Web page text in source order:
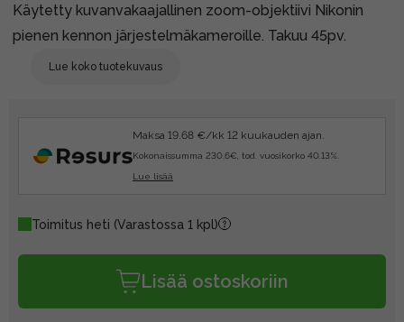
Käytetty kuvanvakaajallinen zoom-objektiivi Nikonin
pienen kennon järjestelmäkameroille. Takuu 45pv.
Lue koko tuotekuvaus
Maksa 19.68 €/kk 12 kuukauden ajan.
Kokonaissumma 230.6€, tod. vuosikorko 40.13%.
Lue lisää
Toimitus heti (Varastossa 1 kpl)
Lisää ostoskoriin